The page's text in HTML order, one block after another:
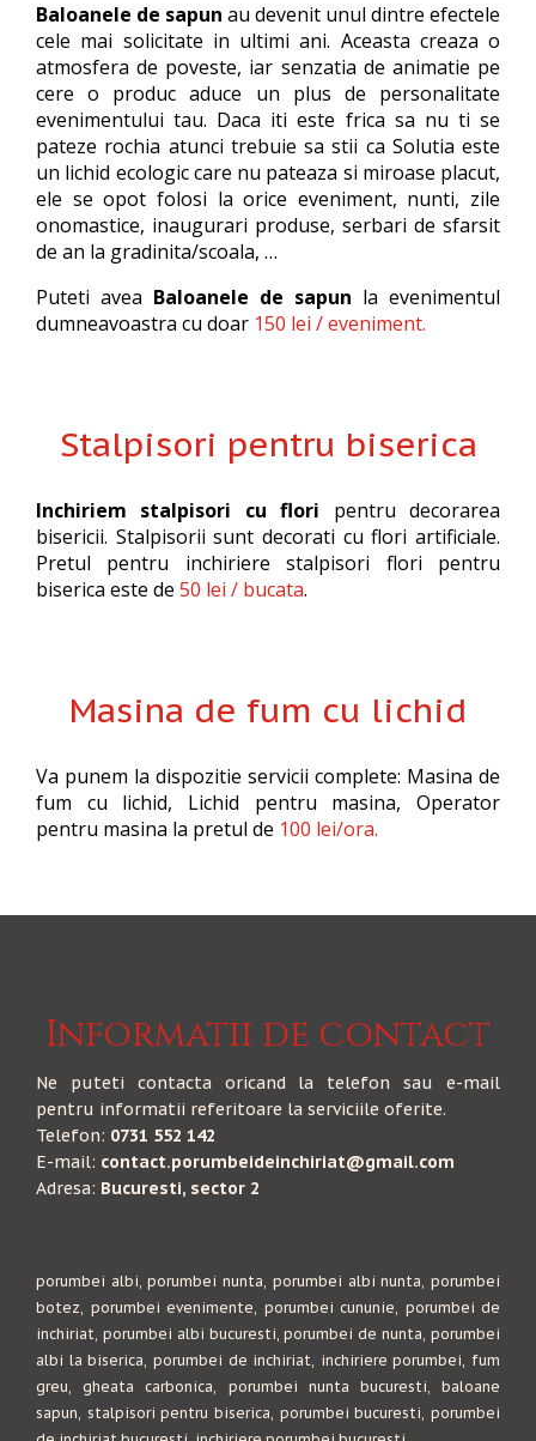
Baloanele de sapun au devenit unul dintre efectele
cele mai solicitate in ultimi ani. Aceasta creaza o
atmosfera de poveste, iar senzatia de animatie pe
cere o produc aduce un plus de personalitate
evenimentului tau. Daca iti este frica sa nu ti se
pateze rochia atunci trebuie sa stii ca Solutia este
un lichid ecologic care nu pateaza si miroase placut,
ele se opot folosi la orice eveniment, nunti, zile
onomastice, inaugurari produse, serbari de sfarsit
de an la gradinita/scoala, …
Puteti avea Baloanele de sapun la evenimentul
dumneavoastra cu doar 150 lei / eveniment.
Stalpisori pentru biserica
Inchiriem stalpisori cu flori pentru decorarea
bisericii. Stalpisorii sunt decorati cu flori artificiale.
Pretul pentru inchiriere stalpisori flori pentru
biserica este de 50 lei / bucata.
Masina de fum cu lichid
Va punem la dispozitie servicii complete: Masina de
fum cu lichid, Lichid pentru masina, Operator
pentru masina la pretul de 100 lei/ora.
Informatii de contact
Ne puteti contacta oricand la telefon sau e-mail
pentru informatii referitoare la serviciile oferite.
Telefon: 0731 552 142
E-mail: contact.porumbeideinchiriat@gmail.com
Adresa: Bucuresti, sector 2
porumbei albi, porumbei nunta, porumbei albi nunta, porumbei
botez, porumbei evenimente, porumbei cununie, porumbei de
inchiriat, porumbei albi bucuresti, porumbei de nunta, porumbei
albi la biserica, porumbei de inchiriat, inchiriere porumbei, fum
greu, gheata carbonica, porumbei nunta bucuresti, baloane
sapun, stalpisori pentru biserica, porumbei bucuresti, porumbei